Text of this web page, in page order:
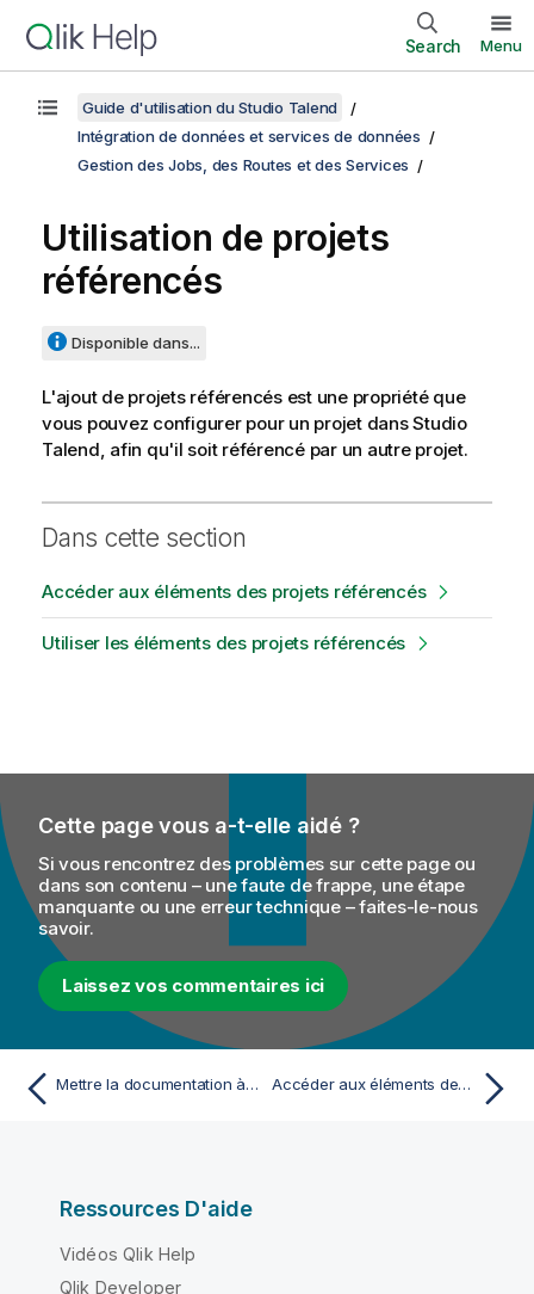
Search Menu
Guide d'utilisation du Studio Talend
Intégration de données et services de données
Gestion des Jobs, des Routes et des Services
Utilisation de projets
référencés
Disponible dans...
L'ajout de projets référencés est une propriété que
vous pouvez configurer pour un projet dansStudio
Talend, afin qu'il soit référencé par un autre projet.
Dans cette section
Accéder aux éléments des projets référencés
Utiliser les éléments des projets référencés
Cette page vous a-t-elle aidé ?
Si vous rencontrez des problèmes sur cette page ou
dans son contenu – une faute de frappe, une étape
manquante ou une erreur technique – faites-le-nous
savoir.
Laissez vos commentaires ici
Mettre la documentation à jour Accéder aux éléments des projets référencés
Ressources D'aide
Vidéos Qlik Help
Qlik Developer